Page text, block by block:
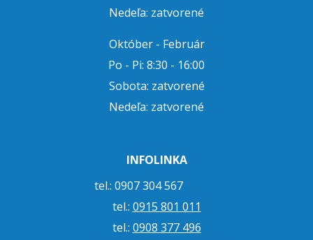
Nedeľa: zatvorené
Október - Február
Po - Pi: 8:30 - 16:00
Sobota: zatvorené
Nedeľa: zatvorené
INFOLINKA
tel.: 0907 304 567
tel.: 0915 801 011
tel.: 0908 377 496